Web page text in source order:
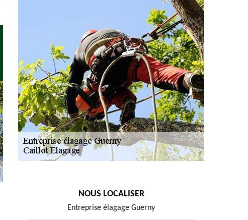
NOUS LOCALISER
Entreprise élagage Guerny